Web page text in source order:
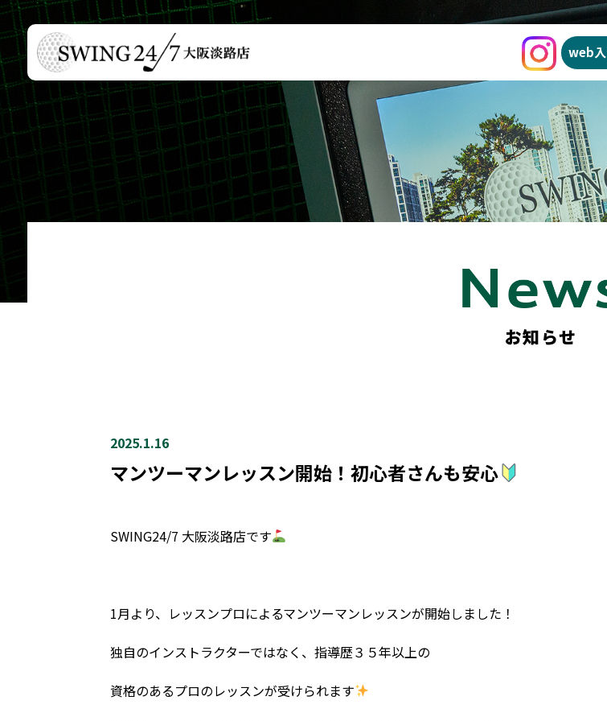
お知らせ
web
お知らせ
2025.1.16
マンツーマンレッスン開始！初心者さんも安心
SWING24/7 大阪淡路店です
1月より、レッスンプロによるマンツーマンレッスンが開始しました！
独自のインストラクターではなく、指導歴３５年以上の
資格のあるプロのレッスンが受けられます